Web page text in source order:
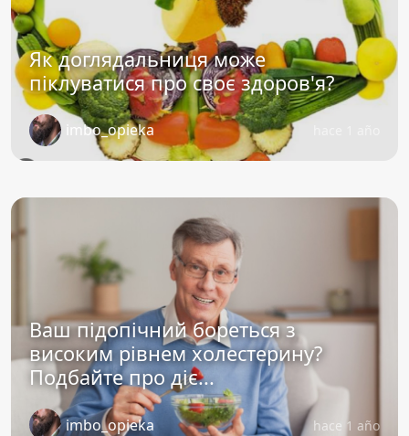
Як доглядальниця може
піклуватися про своє здоров'я?
imbo_opieka
Ваш підопічний бореться з
високим рівнем холестерину?
Подбайте про діє...
imbo_opieka hace 1 año